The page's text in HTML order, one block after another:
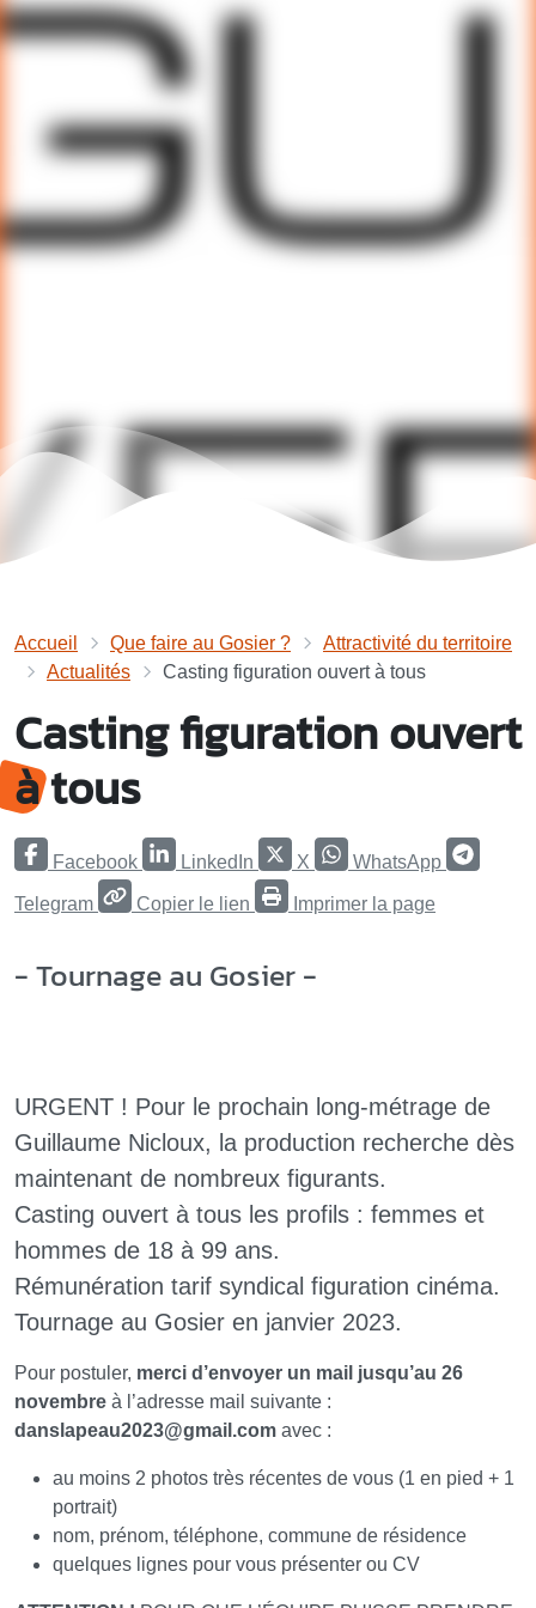
Accueil Que faire au Gosier ?
Attractivité du territoire
Actualités
Casting figuration ouvert à tous
Casting figuration ouvert
à tous
Facebook LinkedIn X WhatsApp
Telegram Copier le lien Imprimer la page
- Tournage au Gosier -
URGENT ! Pour le prochain long-métrage de
Guillaume Nicloux, la production recherche dès
maintenant de nombreux figurants.
Casting ouvert à tous les profils : femmes et
hommes de 18 à 99 ans.
Rémunération tarif syndical figuration cinéma.
Tournage au Gosier en janvier 2023.
Pour postuler, merci d’envoyer un mail jusqu’au 26
novembre à l’adresse mail suivante :
danslapeau2023@gmail.com avec :
au moins 2 photos très récentes de vous (1 en pied + 1
portrait)
nom, prénom, téléphone, commune de résidence
quelques lignes pour vous présenter ou CV